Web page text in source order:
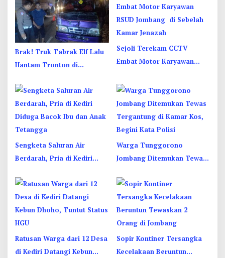
Brak! Truk Tabrak Elf Lalu
Hantam Tronton di
Terjepit
Sejoli Terekam CCTV
Embat Motor Karyawan
Kamar Jenazah
Sengketa Saluran Air
Berdarah, Pria di Kediri
Tetangga
Warga Tunggorono
Jombang Ditemukan Tewas
Begini Kata Polisi
Ratusan Warga dari 12 Desa
di Kediri Datangi Kebun
Sopir Kontiner Tersangka
Kecelakaan Beruntun